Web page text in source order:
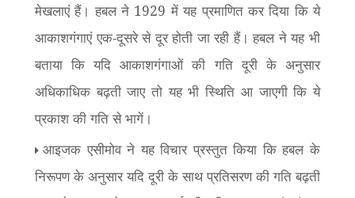
मेखलाएं हैं। हबल ने 1929 में यह प्रमाणित कर दिया कि ये
आकाशगंगाएं एक-दूसरे से दूर होती जा रही हैं। हबल ने यह भी
बताया कि यदि आकाशगंगाओं की गति दूरी के अनुसार
अधिकाधिक बढ़ती जाए तो यह भी स्थिति आ जाएगी कि ये
प्रकाश की गति से भागें।
आइजक एसीमोव ने यह विचार प्रस्तुत किया कि हबल के
निरूपण के अनुसार यदि दूरी के साथ प्रतिसरण की गति बढ़ती